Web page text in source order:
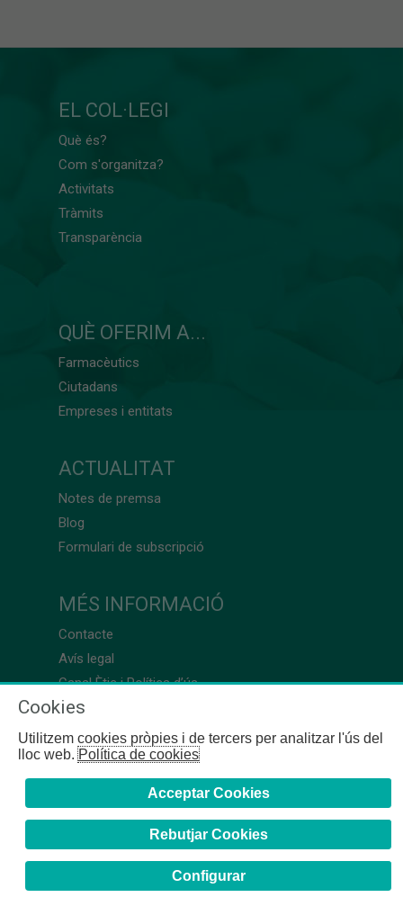
EL COL·LEGI
Què és?
Com s'organitza?
Activitats
Tràmits
Transparència
QUÈ OFERIM A...
Farmacèutics
Ciutadans
Empreses i entitats
ACTUALITAT
Notes de premsa
Blog
Formulari de subscripció
MÉS INFORMACIÓ
Contacte
Avís legal
Canal Ètic i Política d’ús
Cookies
Utilitzem cookies pròpies i de tercers per analitzar l'ús del
lloc web.Política de cookies
Acceptar Cookies
Rebutjar Cookies
Configurar